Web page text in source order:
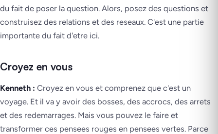
du fait de poser la question. Alors, posez des questions et
construisez des relations et des reseaux. C'est une partie
importante du fait d'etre ici.
Croyez en vous
Kenneth : Croyez en vous et comprenez que c'est un
voyage. Et il va y avoir des bosses, des accrocs, des arrets
et des redemarrages. Mais vous pouvez le faire et
transformer ces pensees rouges en pensees vertes. Parce